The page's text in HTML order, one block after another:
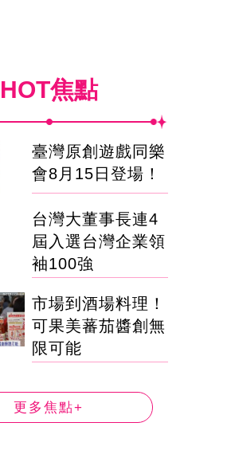
HOT焦點
臺灣原創遊戲同樂
會8月15日登場！
台灣大董事長連4
屆入選台灣企業領
袖100強
市場到酒場料理！
可果美蕃茄醬創無
限可能
更多焦點+